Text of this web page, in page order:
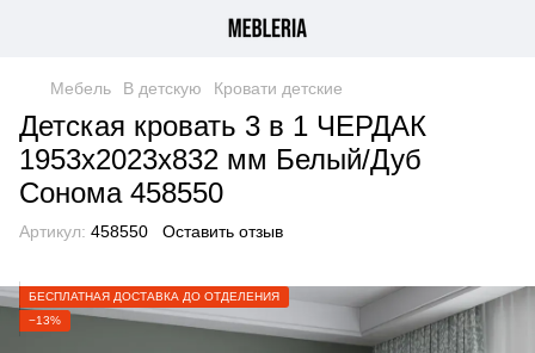
Мебель В детскую Кровати детские
Детская кровать 3 в 1 ЧЕРДАК
1953х2023х832 мм Белый/Дуб
Сонома 458550
Артикул: 458550 Оставить отзыв
БЕСПЛАТНАЯ ДОСТАВКА ДО ОТДЕЛЕНИЯ
−13%